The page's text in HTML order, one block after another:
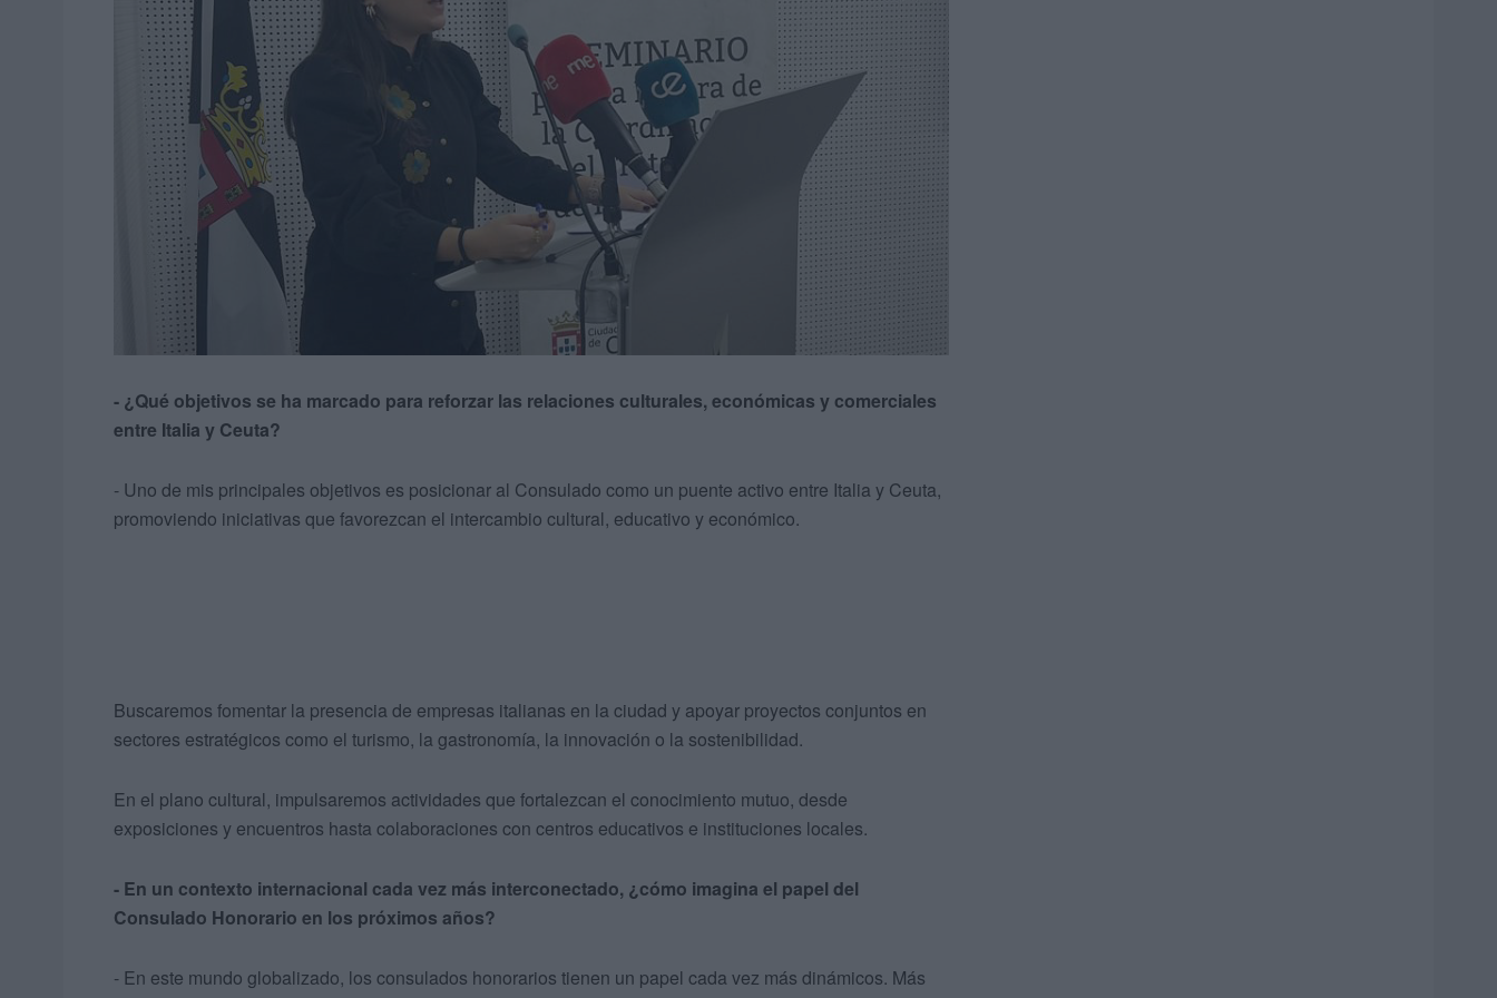
- ¿Qué objetivos se ha marcado para reforzar las relaciones culturales, económicas y comerciales
entre Italia y Ceuta?
- Uno de mis principales objetivos es posicionar al Consulado como un puente activo entre Italia y Ceuta,
promoviendo iniciativas que favorezcan el intercambio cultural, educativo y económico.
Buscaremos fomentar la presencia de empresas italianas en la ciudad y apoyar proyectos conjuntos en
sectores estratégicos como el turismo, la gastronomía, la innovación o la sostenibilidad.
En el plano cultural, impulsaremos actividades que fortalezcan el conocimiento mutuo, desde
exposiciones y encuentros hasta colaboraciones con centros educativos e instituciones locales.
- En un contexto internacional cada vez más interconectado, ¿cómo imagina el papel del
Consulado Honorario en los próximos años?
- En este mundo globalizado, los consulados honorarios tienen un papel cada vez más dinámicos. Más